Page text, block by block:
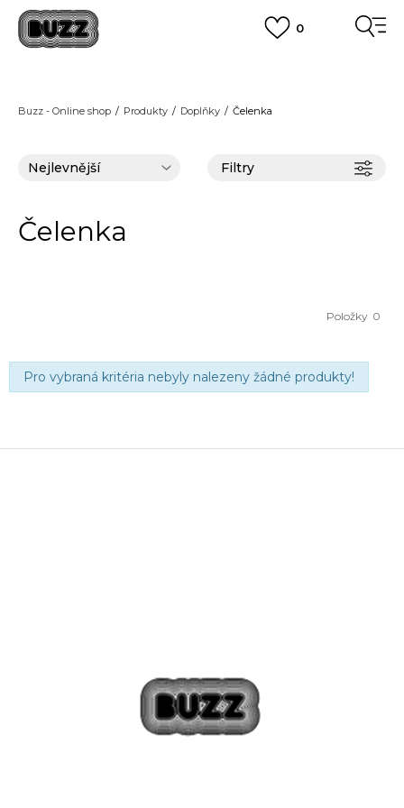
0
pro objednávky nad 2.500 Kč (neplatí pro Click&Collect)
Buzz - Online shop Produkty Doplňky Čelenka
Filtry
Čelenka
0
Položky
Pro vybraná kritéria nebyly nalezeny žádné produkty!